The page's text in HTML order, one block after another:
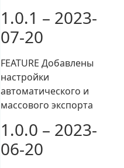
1.0.1 – 2023-
07-20
FEATURE Добавлены
настройки
автоматического и
массового экспорта
1.0.0 – 2023-
06-20